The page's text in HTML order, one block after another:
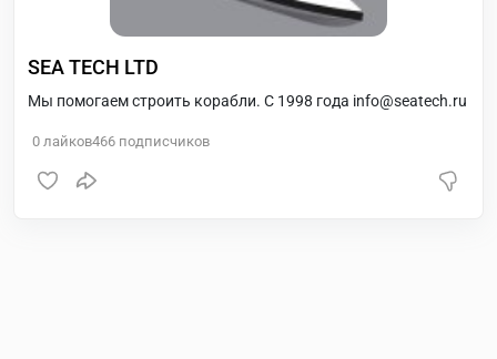
SEA TECH LTD
Мы помогаем строить корабли. С 1998 года info@seatech.ru
0 лайков466 подписчиков